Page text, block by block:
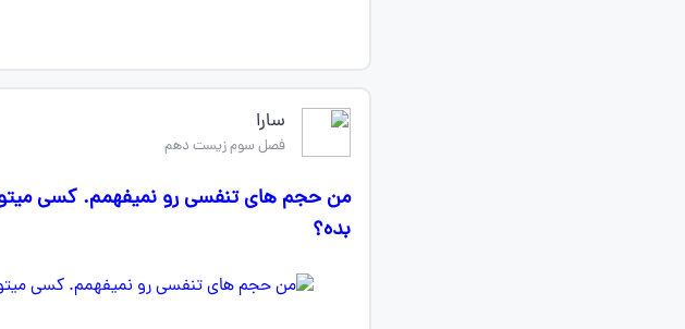
سارا
فصل سوم زیست دهم
من حجم های تنفسی رو نمیفهمم. کسی
بده؟